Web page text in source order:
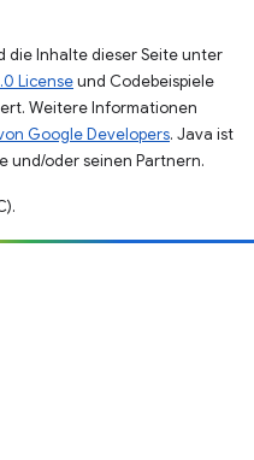
die Inhalte dieser Seite unter
Licenseund Codebeispiele
Weitere Informationen
Google Developers. Java ist
und/oder seinen Partnern.